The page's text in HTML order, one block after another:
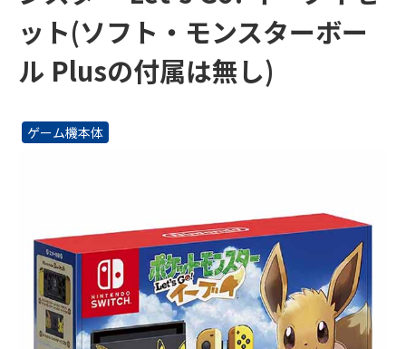
ット(ソフト・モンスターボー
ル Plusの付属は無し)
ゲーム機本体